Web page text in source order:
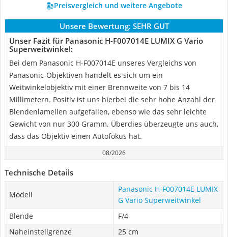
Preisvergleich und weitere Angebote
Unsere Bewertung: SEHR GUT
Unser Fazit für Panasonic H-F007014E LUMIX G Vario
Superweitwinkel:
Bei dem Panasonic H-F007014E unseres Vergleichs von
Panasonic-Objektiven handelt es sich um ein
Weitwinkelobjektiv mit einer Brennweite von 7 bis 14
Millimetern. Positiv ist uns hierbei die sehr hohe Anzahl der
Blendenlamellen aufgefallen, ebenso wie das sehr leichte
Gewicht von nur 300 Gramm. Überdies überzeugte uns auch,
dass das Objektiv einen Autofokus hat.
08/2026
Technische Details
Modell
Panasonic H-F007014E LUMIX
G Vario Superweitwinkel
Blende
F/4
Naheinstellgrenze
25 cm